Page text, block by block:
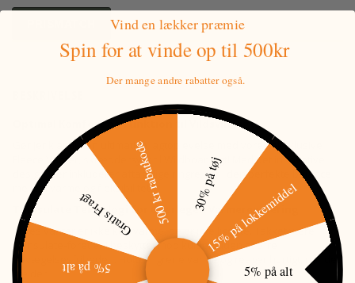
Optimal Komfort og Funktion til Vildsvin Jagt!
Gør jer klar til den ultimative jagtoplevelse med vores eksklusive
Fleece Vanter, skræddersyet til Wildboar jagt! Med det innovative
design, der inkluderer aftagelige fingre, får I den perfekte balance
mellem varme og fleksibilitet.
Thinsulate Teknologi for Overlegen Varmeregulering
Vores vanter er ikke kun varme, de er intelligente. Takket være
Thinsulate-foret er I beskyttet mod kulden uden at ofre
bevægelsesfriheden. Hold fingrene varme og reager hurtigt, når det
gælder.
Vind en lækker præmie
Spin for at vindeop til 500kr
Der mange andre rabatter også.
30% på tøj
15% på lokkemiddel
5% på alt
5% på alt
Gratis Fragt500 kr rabatkode